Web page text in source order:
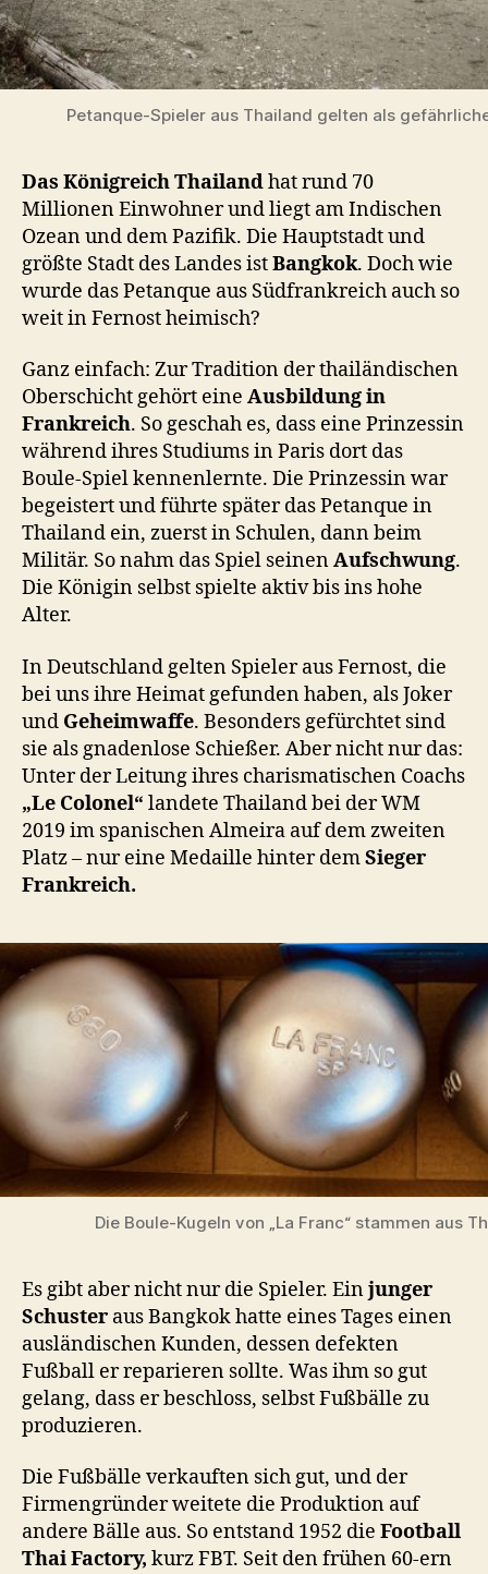
Petanque-Spieler aus Thailand gelten als
Das Königreich Thailandhat rund 70
Millionen Einwohner und liegt am Indischen
Ozean und dem Pazifik. Die Hauptstadt und
größte Stadt des Landes istBangkok. Doch wie
wurde das Petanque aus Südfrankreich auch so
weit in Fernost heimisch?
Ganz einfach: Zur Tradition der thailändischen
Oberschicht gehört eine Ausbildung in
Frankreich. So geschah es, dass eine Prinzessin
während ihres Studiums in Paris dort das
Boule-Spiel kennenlernte. Die Prinzessin war
begeistert und führte später das Petanque in
Thailand ein, zuerst in Schulen, dann beim
Militär. So nahm das Spiel seinenAufschwung.
Die Königin selbst spielte aktiv bis ins hohe
Alter.
In Deutschland gelten Spieler aus Fernost, die
bei uns ihre Heimat gefunden haben, als Joker
und Geheimwaffe. Besonders gefürchtet sind
sie als gnadenlose Schießer. Aber nicht nur das:
Unter der Leitung ihres charismatischen Coachs
„Le Colonel“ landete Thailand bei der WM
2019 im spanischen Almeira auf dem zweiten
Platz – nur eine Medaille hinter demSieger
Frankreich.
Die Boule-Kugeln von „La Franc“ stammen aus
Es gibt aber nicht nur die Spieler. Einjunger
Schuster aus Bangkok hatte eines Tages einen
ausländischen Kunden, dessen defekten
Fußball er reparieren sollte. Was ihm so gut
gelang, dass er beschloss, selbst Fußbälle zu
produzieren.
Die Fußbälle verkauften sich gut, und der
Firmengründer weitete die Produktion auf
andere Bälle aus. So entstand 1952 die Football
Thai Factory, kurz FBT. Seit den frühen 60-ern